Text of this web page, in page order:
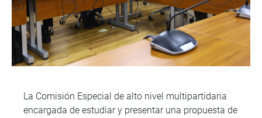
La Comisión Especial de alto nivel multipartidaria
encargada de estudiar y presentar una propuesta de